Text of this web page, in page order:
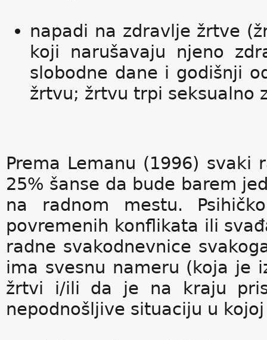
napadi na zdravlje žrtve
koji narušavaju njeno
slobodne dane i godišnji
žrtvu; žrtvu trpi seksualno
Prema Lemanu (1996)
25% šanse da bude barem
na radnom mestu.
povremenih konflikata ili
radne svakodnevnice
ima svesnu nameru (koja je
žrtvi i/ili da je na kraju
nepodnošljive situaciju u